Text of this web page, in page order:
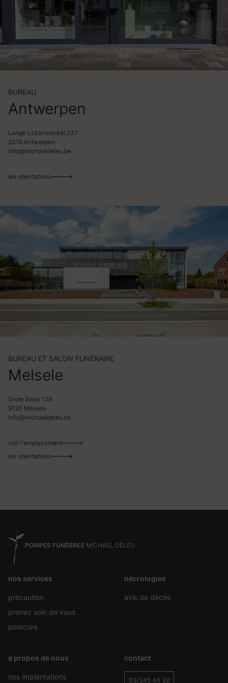
BUREAU
Antwerpen
Lange Lozanastraat 237
2018 Antwerpen
info@michaeldeleu.be
les orientations
BUREAU ET SALON FUNÉRAIRE
Melsele
Grote Baan 129
9120 Melsele
info@michaeldeleu.be
voir l'emplacement
les orientations
POMPES FUNÈBRES MICHAEL DELEU
nos services
précaution
prenez soin de vous
postcure
nécrologies
avis de décès
a propos de nous
nos implantations
contact
03/345 44 38